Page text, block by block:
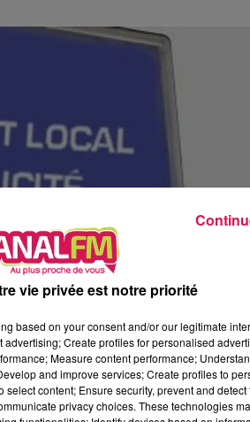
vie privée est notre priorité
based on your consent and/or our legitimate
Create profiles for personalised
Measure content performance;
and improve services; Create profiles to
content; Ensure security, prevent and
privacy choices. These technologies